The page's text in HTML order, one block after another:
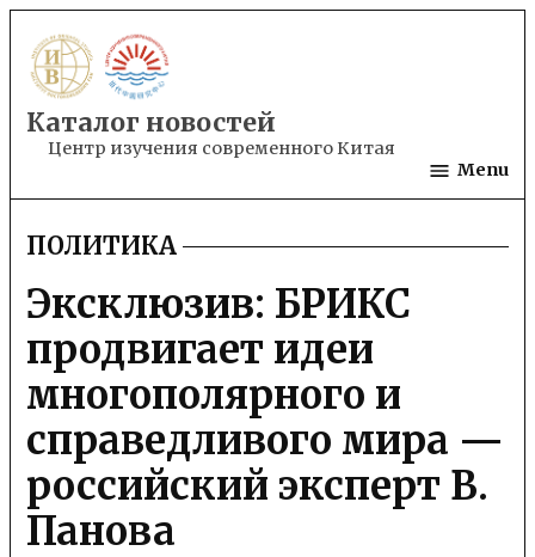
to
content
Каталог новостей
Центр изучения современного Китая
Menu
POSTED
IN
ПОЛИТИКА
Эксклюзив: БРИКС
продвигает идеи
многополярного и
справедливого мира —
российский эксперт В.
Панова